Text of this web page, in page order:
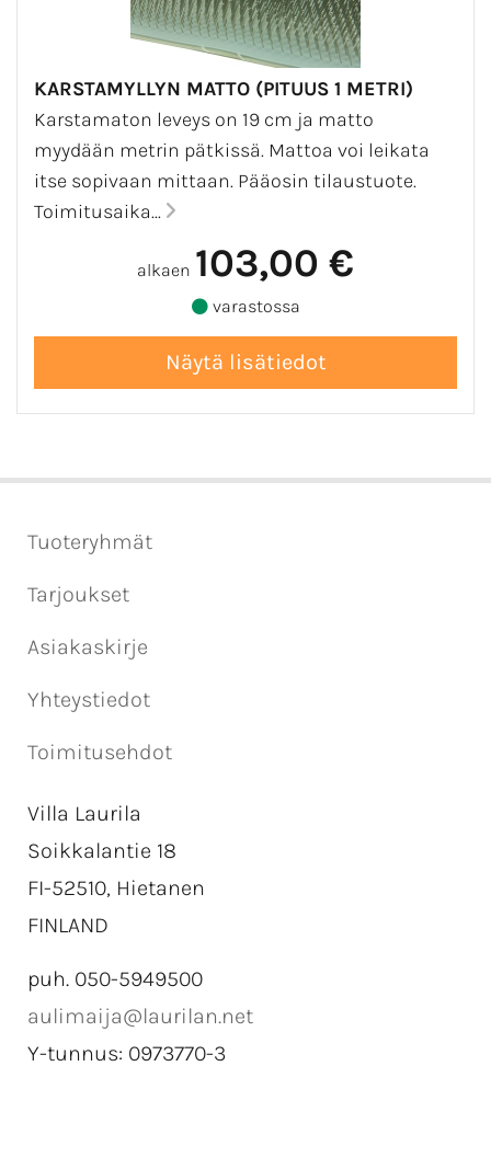
KARSTAMYLLYN MATTO (PITUUS 1 METRI)
Karstamaton leveys on 19 cm ja matto
myydään metrin pätkissä. Mattoa voi leikata
itse sopivaan mittaan. Pääosin tilaustuote.
Toimitusaika...
alkaen 103,00 €
varastossa
Tuoteryhmät
Tarjoukset
Asiakaskirje
Yhteystiedot
Toimitusehdot
Villa Laurila
Soikkalantie 18
FI-52510, Hietanen
FINLAND
puh. 050-5949500
aulimaija@laurilan.net
Y-tunnus: 0973770-3